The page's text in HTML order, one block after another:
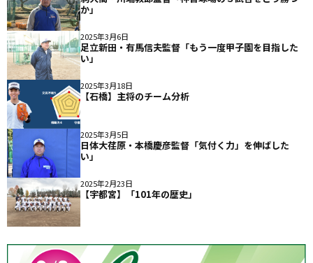
か」
2025年3月6日
足立新田・有馬信夫監督「もう一度甲子園を目指した
い」
2025年3月18日
【石橋】主将のチーム分析
2025年3月5日
日体大荏原・本橋慶彦監督「気付く力」を伸ばした
い」
2025年2月23日
【宇都宮】「101年の歴史」